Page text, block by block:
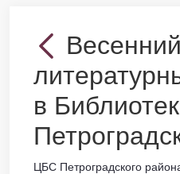
Весенний
в
ЦБС Петроградского